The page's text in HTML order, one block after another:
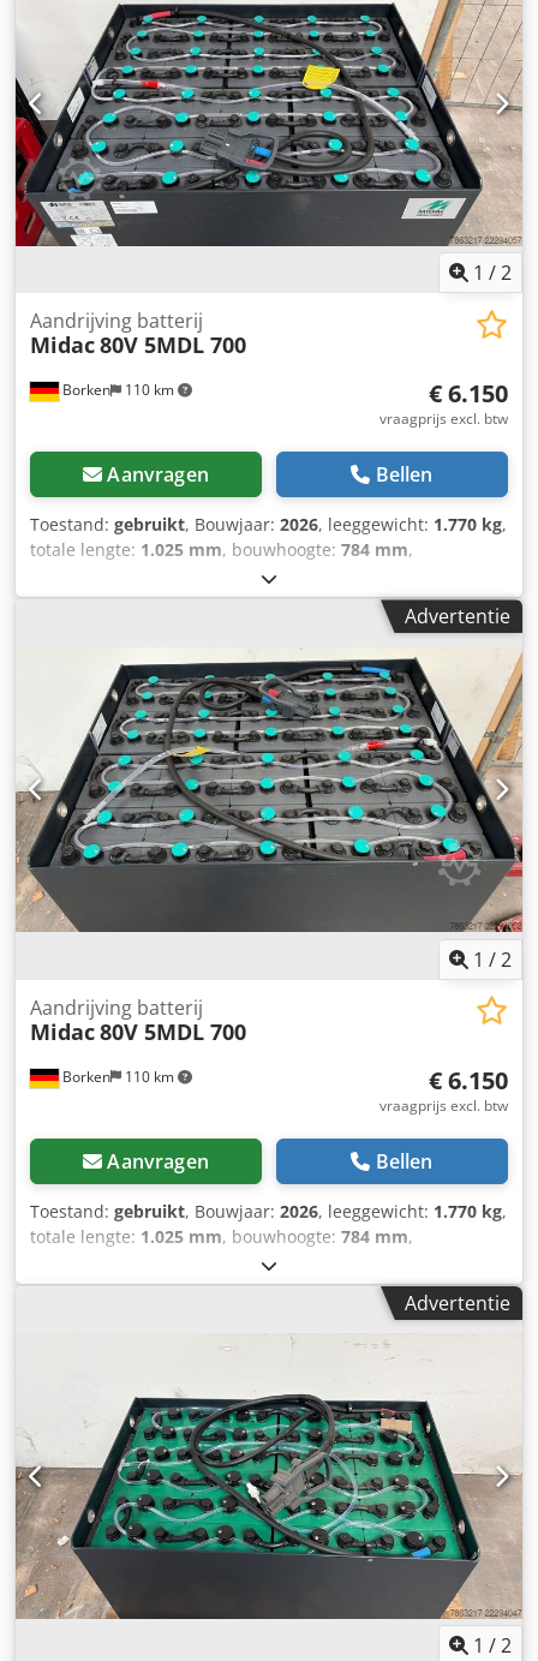
1 /2
Borken 110 km
Aandrijving batterij
Midac80V 5MDL 700
€ 6.150
vraagprijs excl. btw
Aanvragen Bellen
Toestand: gebruikt, Bouwjaar: 2026, leeggewicht: 1.770 kg,
totale lengte: 1.025 mm, bouwhoogte: 784 mm,
, Aandrijfbatterij Batterijspanning:
80V Batterijcapaciteit: 700Ah Batterijfabrikant: Midac
Aquamatic Djdpezknvlsfx Aphsck Batterijtype: PzS
Bouwjaar batterij: 2026 Staat van de batterij: Nieuw
Advertentie
1 /2
Borken 110 km
Aandrijving batterij
Midac80V 5MDL 700
€ 6.150
vraagprijs excl. btw
Aanvragen Bellen
Toestand: gebruikt, Bouwjaar: 2026, leeggewicht: 1.770 kg,
totale lengte: 1.025 mm, bouwhoogte: 784 mm,
, Aandrijfbatterij Dcodszknvfepfx
Aphok Batterijspanning: 80V Batterijcapaciteit: 700Ah
Batterijfabrikant: Midac Aquamatic Batterijtype: PzS
Bouwjaar batterij: 2026 Staat van de batterij: Nieuw
Advertentie
1 /2